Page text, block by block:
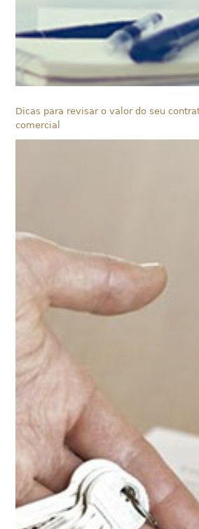
Dicas para revisar o valor do seu
comercial